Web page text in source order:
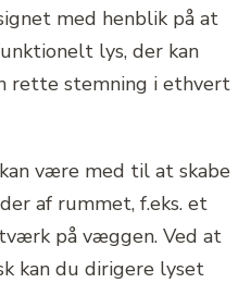
med henblik på at
lys, der kan
rette stemning i ethvert
være med til at skabe
af rummet, f.eks. et
på væggen. Ved at
kan du dirigere lyset